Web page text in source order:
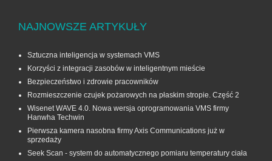
NAJNOWSZE ARTYKUŁY
Sztuczna inteligencja w systemach VMS
Korzyści z integracji zasobów w inteligentnym mieście
Bezpieczeństwo i zdrowie pracowników
Rozmieszczenie czujek pożarowych na płaskim stropie. Część 2
Wisenet WAVE 4.0. Nowa wersja oprogramowania VMS firmy
Hanwha Techwin
Pierwsza kamera nasobna firmy Axis Communications już w
sprzedaży
Seek Scan - system do automatycznego pomiaru temperatury ciała